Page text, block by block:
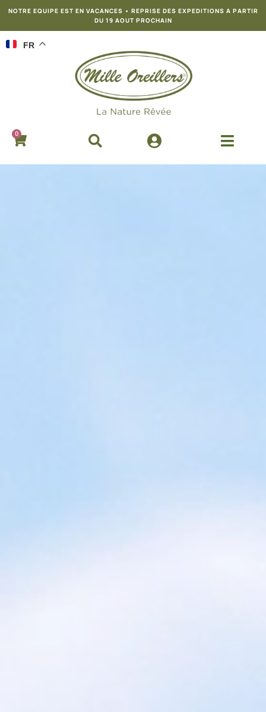
NOTRE EQUIPE EST EN VACANCES • REPRISE DES EXPEDITIONS A PARTIR
DU 19 AOUT PROCHAIN
FR
0